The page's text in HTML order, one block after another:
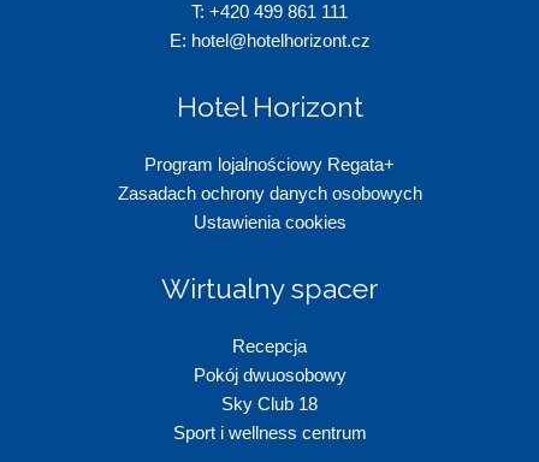
T: +420 499 861 111
E: hotel@hotelhorizont.cz
Hotel Horizont
Program lojalnościowy Regata+
Zasadach ochrony danych osobowych
Ustawienia cookies
Wirtualny spacer
Recepcja
Pokój dwuosobowy
Sky Club 18
Sport i wellness centrum